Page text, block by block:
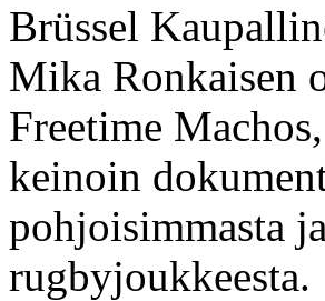
Brüssel
Mika Ronkaisen
Freetime
keinoin
pohjoisimmasta
rugbyjoukkeesta.